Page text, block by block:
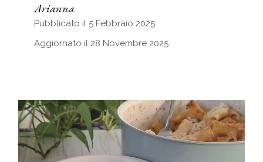
Arianna
Pubblicato il 5 Febbraio 2025
Aggiornato il 28 Novembre 2025